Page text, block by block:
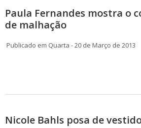
Paula Fernandes mostra o
de malhação
Publicado em Quarta - 20 de Março de 2013
Nicole Bahls posa de